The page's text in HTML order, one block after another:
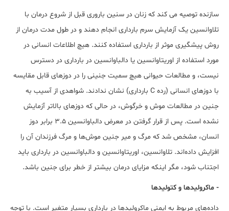
سازنده توصیه می کند که زنان در سنین باروری قبل از شروع درمان با
تلاوانسین یک آزمایش سرم بارداری انجام دهند و در طول مدت درمان از
روش پیشگیری موثر از بارداری استفاده کنند. هیچ اطلاعات انسانی در
مورد استفاده از اوریتاوانسین یا دالباوانسین در بارداری در دسترس
نیست، و مطالعات حیوانی هیچ سمیت جنینی را در دوزهای قابل مقایسه
با دوزهای انسانی (رده C بارداری) نشان ندادند. شواهدی از آسیب به
جنین در مطالعات موش و خرگوش، در حالی که دوزهای بالاتر آزمایش
نشده است. پس از قرار گرفتن در معرض دالباوانسین 3.5 برابر دوز
انسان، مشخص شد که مرگ و میر جنین موش‌ها و مرگ فرزندان آن را
افزایش داده‌اند. تلاوانسین، اوریتاوانسین و دالباوانسین در بارداری باید
اجتناب شود، مگر اینکه مزایای درمان بیشتر از خطر برای جنین باشد.
- ماکرولیدها و کتولیدها
داده‌های مربوط به ایمنی ماکرولیدها در بارداری بسیار متغیر است. با توجه